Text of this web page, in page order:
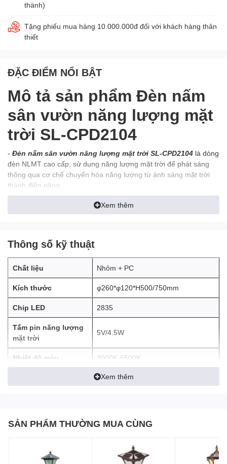
thành)
Tặng phiếu mua hàng 10.000.000đ đối với khách hàng thân
thiết
ĐẶC ĐIỂM NỔI BẬT
Mô tả sản phẩm Đèn nấm
sân vườn năng lượng mặt
trời SL-CPD2104
- Đèn nấm sân vườn năng lượng mặt trời SL-CPD2104 là dòng
đèn NLMT cao cấp, sử dụng năng lượng mặt trời để phát sáng
thông qua cơ chế chuyển hóa năng lượng từ ánh sáng mặt trời
thành điện năng.
Xem thêm
Thông số kỹ thuật
Chất liệu Nhôm + PC
Kích thước φ260*φ120*H500/750mm
Chip LED 2835
Tấm pin năng lượng
mặt trời
5V/4.5W
Nhiệt độ màu 3000K-6500K
>80
Cấp bảo vệ
Xem thêm
SẢN PHẨM THƯỜNG MUA CÙNG